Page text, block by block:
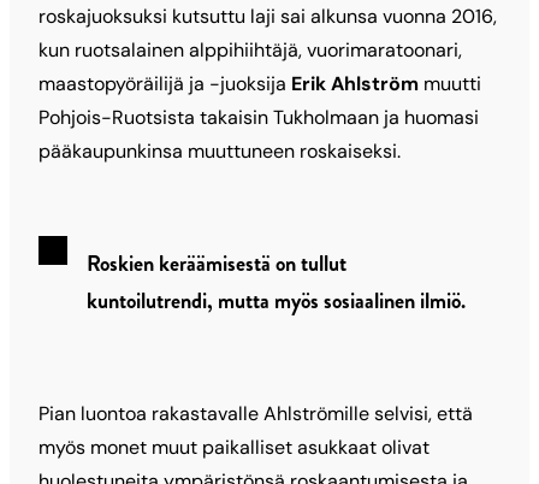
roskajuoksuksi kutsuttu laji sai alkunsa vuonna 2016,
kun ruotsalainen alppihiihtäjä, vuorimaratoonari,
maastopyöräilijä ja -juoksija Erik Ahlström muutti
Pohjois-Ruotsista takaisin Tukholmaan ja huomasi
pääkaupunkinsa muuttuneen roskaiseksi.
Roskien keräämisestä on tullut
kuntoilutrendi, mutta myös sosiaalinen ilmiö.
Pian luontoa rakastavalle Ahlströmille selvisi, että
myös monet muut paikalliset asukkaat olivat